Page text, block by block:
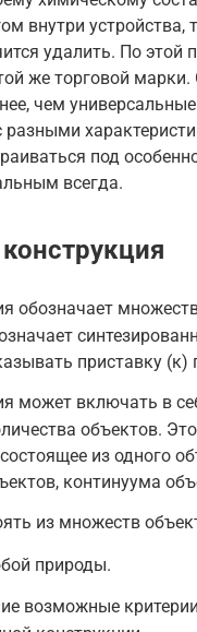
внутри
удалить. По этой
же торговой
чем
под
всегда.
обозначает
приставку (к)
может включать в
объектов.
из одного
континуума
из множеств
природы.
возможные